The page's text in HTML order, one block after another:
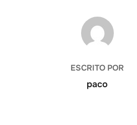
AUTOR DE LA
ESCRITO POR
paco